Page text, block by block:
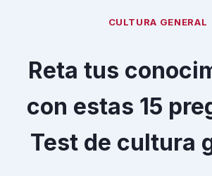
CULTURA GENERAL
Reta tus
con estas 15
Test de cultura